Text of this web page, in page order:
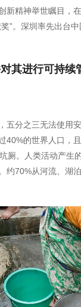
新精神举世瞩目，
”。深圳率先出
其进行可持续
五分之三无法使
40%的世界人口，
厕。人类活动产
约70%从河流、湖